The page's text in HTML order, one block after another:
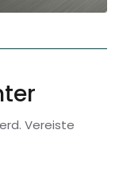
Vereiste